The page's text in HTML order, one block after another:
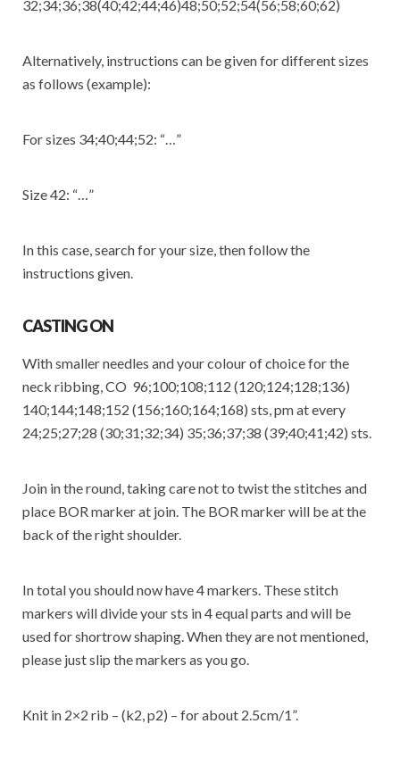
32;34;36;38(40;42;44;46)48;50;52;54(56;58;60;62)
Alternatively, instructions can be given for different sizes
as follows (example):
For sizes 34;40;44;52: “…”
Size 42: “…”
In this case, search for your size, then follow the
instructions given.
CASTING ON
With smaller needles and your colour of choice for the
neck ribbing, CO 96;100;108;112 (120;124;128;136)
140;144;148;152 (156;160;164;168) sts, pm at every
24;25;27;28 (30;31;32;34) 35;36;37;38 (39;40;41;42) sts.
Join in the round, taking care not to twist the stitches and
place BOR marker at join. The BOR marker will be at the
back of the right shoulder.
In total you should now have 4 markers. These stitch
markers will divide your sts in 4 equal parts and will be
used for shortrow shaping. When they are not mentioned,
please just slip the markers as you go.
Knit in 2×2 rib – (k2, p2) – for about 2.5cm/1”.